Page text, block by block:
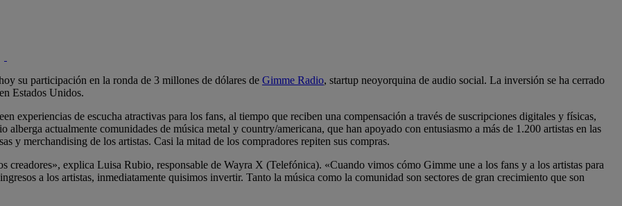
su participación en la ronda de 3 millones de dólares de Gimme Radio, startup neoyorquina de audio social. La inversión se ha cerrado
Estados Unidos.
experiencias de escucha atractivas para los fans, al tiempo que reciben una compensación a través de suscripciones digitales y físicas,
actualmente comunidades de música metal y country/americana, que han apoyado con entusiasmo a más de 1.200 artistas en las
y merchandising de los artistas. Casi la mitad de los compradores repiten sus compras.
explica Luisa Rubio, responsable de Wayra X (Telefónica). «Cuando vimos cómo Gimme une a los fans y a los artistas para
a los artistas, inmediatamente quisimos invertir. Tanto la música como la comunidad son sectores de gran crecimiento que son